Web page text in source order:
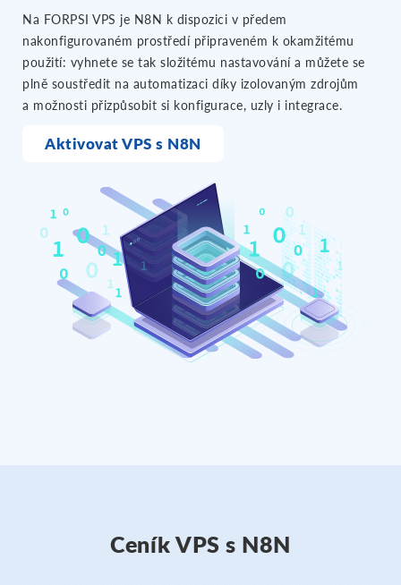
Na FORPSI VPS je N8N k dispozici v předem
nakonfigurovaném prostředí připraveném k okamžitému
použití: vyhnete se tak složitému nastavování a můžete se
plně soustředit na automatizaci díky izolovaným zdrojům
a možnosti přizpůsobit si konfigurace, uzly i integrace.
Aktivovat VPS s N8N
Ceník VPS s N8N